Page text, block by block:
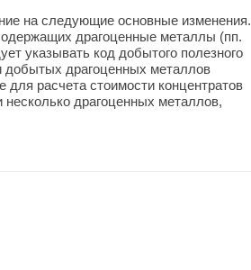
на следующие основные изменения.
драгоценные металлы (пп.
указывать код добытого полезного
добытых драгоценных металлов
расчета стоимости концентратов
драгоценных металлов,